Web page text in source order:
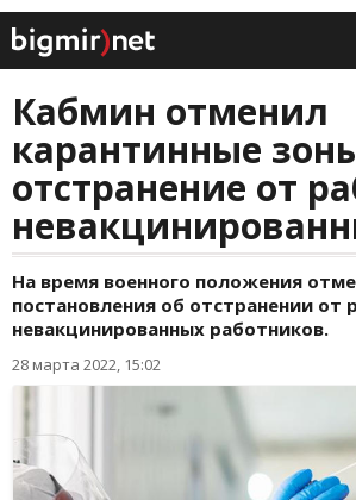
Кабмин отменил
карантинные
отстранение от
На время военного положения
постановления об отстранении от
невакцинированных работников.
28 марта 2022, 15:02